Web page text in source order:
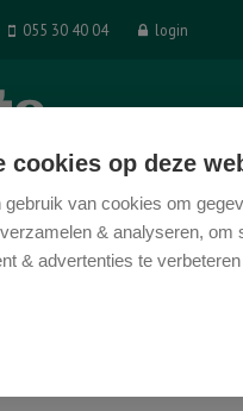
055 30 40 04 login
HOME
€
cookies op deze
gebruik van cookies om
& analyseren, om
& advertenties te